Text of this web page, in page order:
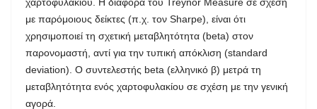
με παρόμοιους δείκτες (π.χ. τον Sharpe), είναι ότι
χρησιμοποιεί τη σχετική μεταβλητότητα (beta) στον
παρονομαστή, αντί για την τυπική απόκλιση (standard
deviation). Ο συντελεστής beta (ελληνικό β) μετρά τη
μεταβλητότητα ενός χαρτοφυλακίου σε σχέση με την γενική
αγορά.